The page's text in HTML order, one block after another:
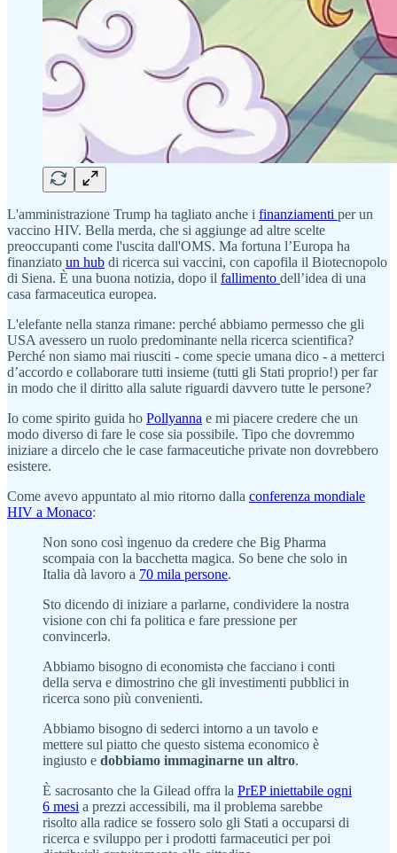
L'amministrazione Trump ha tagliato anche i finanziamenti per un
vaccino HIV. Bella merda, che si aggiunge ad altre scelte
preoccupanti come l'uscita dall'OMS. Ma fortuna l’Europa ha
finanziato un hub di ricerca sui vaccini, con capofila il Biotecnopolo
di Siena. È una buona notizia, dopo il fallimento dell’idea di una
casa farmaceutica europea.
L'elefante nella stanza rimane: perché abbiamo permesso che gli
USA avessero un ruolo predominante nella ricerca scientifica?
Perché non siamo mai riusciti - come specie umana dico - a metterci
d’accordo e collaborare tutti insieme (tutti gli Stati proprio!) per far
in modo che il diritto alla salute riguardi davvero tutte le persone?
Io come spirito guida ho Pollyanna e mi piacere credere che un
modo diverso di fare le cose sia possibile. Tipo che dovremmo
iniziare a dircelo che le case farmaceutiche private non dovrebbero
esistere.
Come avevo appuntato al mio ritorno dalla conferenza mondiale
HIV a Monaco:
Non sono così ingenuo da credere che Big Pharma
scompaia con la bacchetta magica. So bene che solo in
Italia dà lavoro a 70 mila persone.
Sto dicendo di iniziare a parlarne, condividere la nostra
visione con chi fa politica e fare pressione per
convincerlə.
Abbiamo bisogno di economistə che facciano i conti
della serva e dimostrino che gli investimenti pubblici in
ricerca sono più convenienti.
Abbiamo bisogno di sederci intorno a un tavolo e
mettere sul piatto che questo sistema economico è
ingiusto e dobbiamo immaginarne un altro.
È sacrosanto che la Gilead offra la PrEP iniettabile ogni
6 mesi a prezzi accessibili, ma il problema sarebbe
risolto alla radice se fossero solo gli Stati a occuparsi di
ricerca e sviluppo per i prodotti farmaceutici per poi